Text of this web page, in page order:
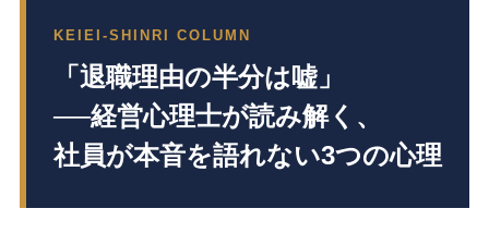
KEIEI-SHINRI COLUMN
「退職理由の半分は嘘」
──経営心理士が読み解く、
社員が本音を語れない3つの心理